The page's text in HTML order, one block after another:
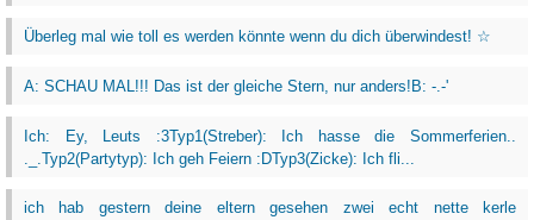
Überleg mal wie toll es werden könnte wenn du dich überwindest! ☆
A: SCHAU MAL!!! Das ist der gleiche Stern, nur anders!B: -.-'
Ich: Ey, Leuts :3Typ1(Streber): Ich hasse die Sommerferien..
._.Typ2(Partytyp): Ich geh Feiern :DTyp3(Zicke): Ich fli...
ich hab gestern deine eltern gesehen zwei echt nette kerle